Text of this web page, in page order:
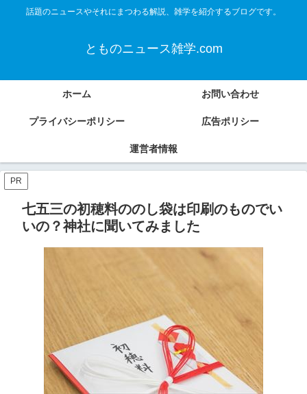
話題のニュースやそれにまつわる解説、雑学を紹介するブログです。
とものニュース雑学.com
ホーム お問い合わせ
プライバシーポリシー 広告ポリシー
運営者情報
PR
七五三の初穂料ののし袋は印刷のものでい
いの？神社に聞いてみました